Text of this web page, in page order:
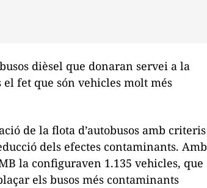
dièsel que donaran servei a la
el fet que són vehicles molt més
de la flota d’autobusos amb criteris
dels efectes contaminants. Amb
la configuraven 1.135 vehicles, que
els busos més contaminants